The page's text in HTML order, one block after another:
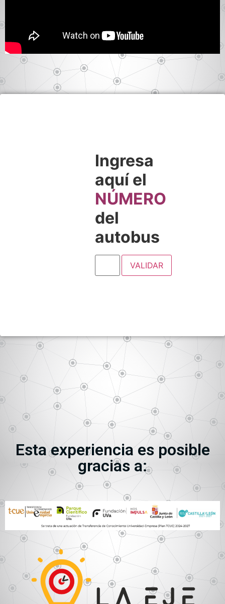
Ingresa
aquí el
NÚMERO
del
autobus
Esta experiencia es posible
gracias a: